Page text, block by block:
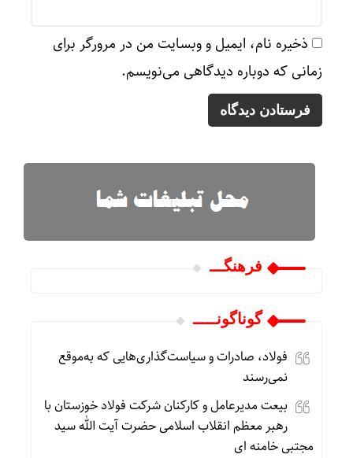
ذخیره نام، ایمیل و وبسایت من در مرورگر برای
زمانی که دوباره دیدگاهی می‌نویسم.
فرهنگـــ
گوناگونـــــ
فولاد، صادرات و سیاست‌گذاری‌هایی که به‌موقع
نمی‌رسند
بیعت مدیرعامل و کارکنان شرکت فولاد خوزستان با
رهبر معظم انقلاب اسلامی حضرت آیت الله سید
مجتبی خامنه ای